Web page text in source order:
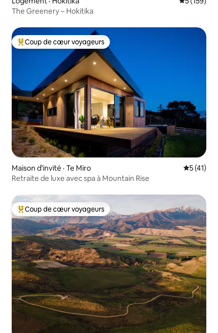
The Greenery – Hokitika
Coup de cœur voyageurs parmi les plus aimés
Coup de cœur voyageurs
Maison d'invité · Te Miro Note
5 (41)
Retraite de luxe avec spa à Mountain Rise
Coup de cœur voyageurs parmi les plus aimés
Coup de cœur voyageurs